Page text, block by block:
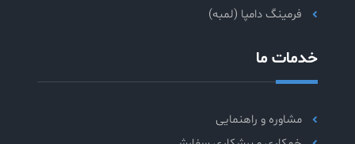
فرمینگ دامپا (لمبه)
خدمات ما
مشاوره و راهنمایی